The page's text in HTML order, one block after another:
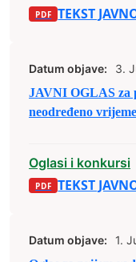
TEKST
Datum objave:
3.
JAVNI OGLAS za
neodređeno
Oglasi i konkursi
TEKST
Datum objave:
1.